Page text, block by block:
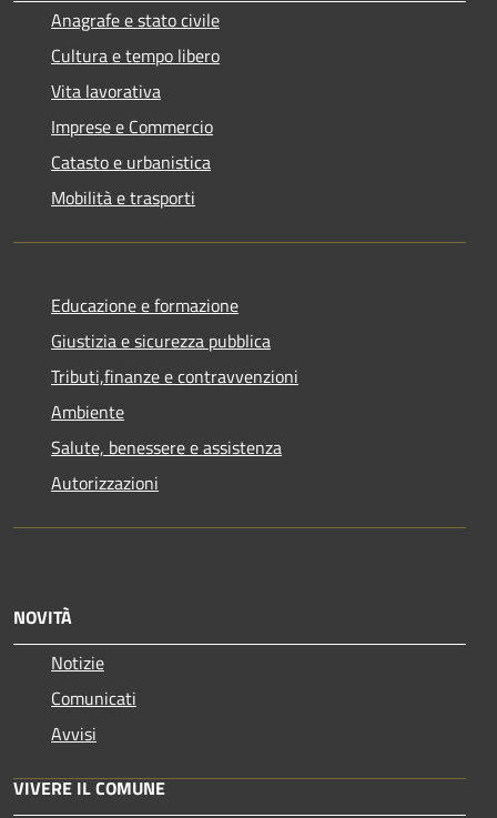
Anagrafe e stato civile
Cultura e tempo libero
Vita lavorativa
Imprese e Commercio
Catasto e urbanistica
Mobilità e trasporti
Educazione e formazione
Giustizia e sicurezza pubblica
Tributi,finanze e contravvenzioni
Ambiente
Salute, benessere e assistenza
Autorizzazioni
NOVITÀ
Notizie
Comunicati
Avvisi
VIVERE IL COMUNE